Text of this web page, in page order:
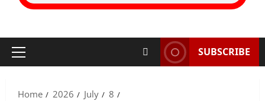
Primary
SUBSCRIBE
Home 2026 July
8